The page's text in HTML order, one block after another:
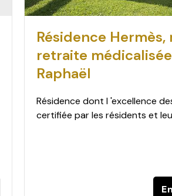
Résidence Hermès,
retraite
Raphaël
Résidence dont l 'excellence
certifiée par les résidents et